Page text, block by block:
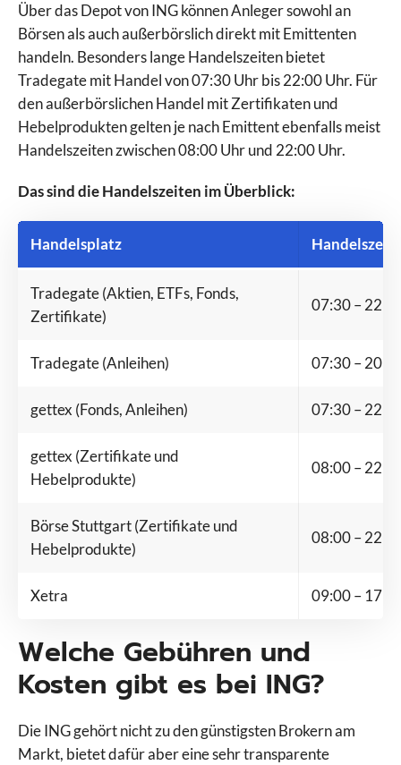
Über das Depot von ING können Anleger sowohl an
Börsen als auch außerbörslich direkt mit Emittenten
handeln. Besonders lange Handelszeiten bietet
Tradegate mit Handel von 07:30 Uhr bis 22:00 Uhr. Für
den außerbörslichen Handel mit Zertifikaten und
Hebelprodukten gelten je nach Emittent ebenfalls meist
Handelszeiten zwischen 08:00 Uhr und 22:00 Uhr.
Das sind die Handelszeiten im Überblick:
Handelsplatz
Tradegate (Aktien, ETFs, Fonds,
Zertifikate)
07:30 –
Tradegate (Anleihen) 07:30 –
gettex (Fonds, Anleihen) 07:30 –
gettex (Zertifikate und
Hebelprodukte)
08:00 –
Börse Stuttgart (Zertifikate und
Hebelprodukte)
08:00 –
Xetra 09:00 –
Welche Gebühren und
Kosten gibt es bei ING?
Die ING gehört nicht zu den günstigsten Brokern am
Markt, bietet dafür aber eine sehr transparente